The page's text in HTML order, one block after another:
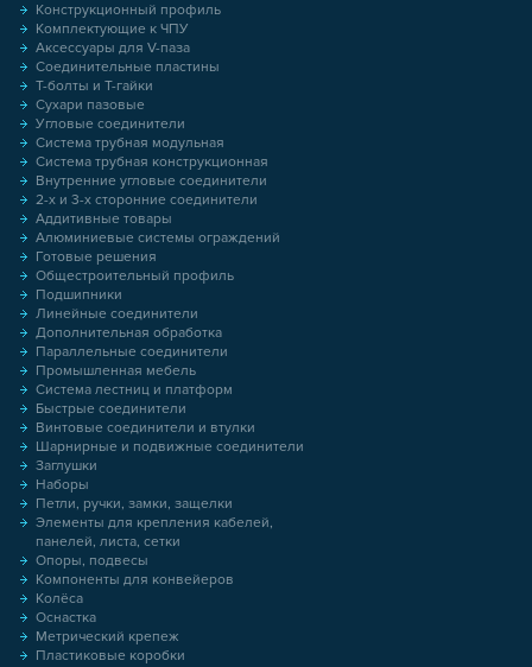
Конструкционный профиль
Комплектующие к ЧПУ
Аксессуары для V-паза
Соединительные пластины
Т-болты и Т-гайки
Сухари пазовые
Угловые соединители
Система трубная модульная
Система трубная конструкционная
Внутренние угловые соединители
2-х и 3-х сторонние соединители
Аддитивные товары
Алюминиевые системы ограждений
Готовые решения
Общестроительный профиль
Подшипники
Линейные соединители
Дополнительная обработка
Параллельные соединители
Промышленная мебель
Система лестниц и платформ
Быстрые соединители
Винтовые соединители и втулки
Шарнирные и подвижные соединители
Заглушки
Наборы
Петли, ручки, замки, защелки
Элементы для крепления кабелей,
панелей, листа, сетки
Опоры, подвесы
Компоненты для конвейеров
Колёса
Оснастка
Метрический крепеж
Пластиковые коробки